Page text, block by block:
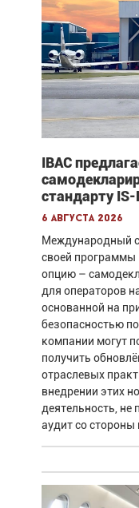
IBAC
стандарту IS-
6 августа 2026
Международный
своей программы
опцию –
для операторов
основанной на
безопасностью
компании могут
получить
отраслевых
внедрении этих
деятельность,
аудит со стороны